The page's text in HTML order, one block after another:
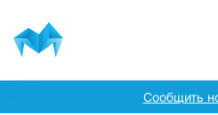
Сообщить